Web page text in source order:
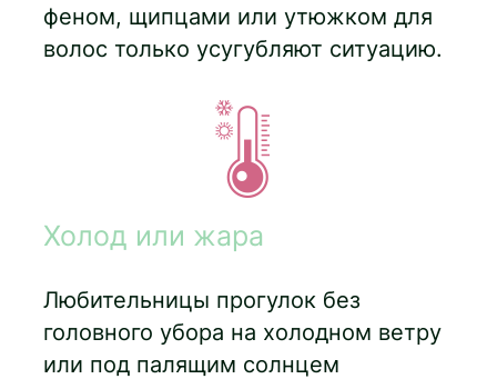
феном, щипцами или утюжком для
волос только усугубляют ситуацию.
Холод или жара
Любительницы прогулок без
головного убора на холодном ветру
или под палящим солнцем